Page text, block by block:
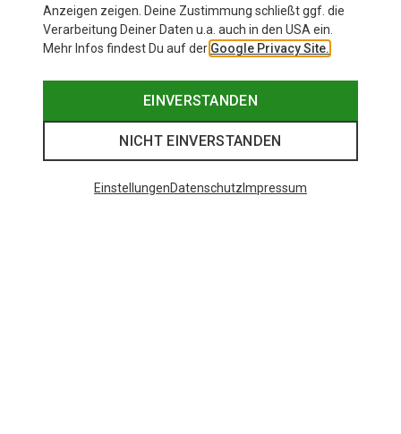
Anzeigen zeigen. Deine Zustimmung schließt ggf. die
Verarbeitung Deiner Daten u.a. auch in den USA ein.
Mehr Infos findest Du auf der Google Privacy Site.
EINVERSTANDEN
NICHT EINVERSTANDEN
EinstellungenDatenschutz Impressum